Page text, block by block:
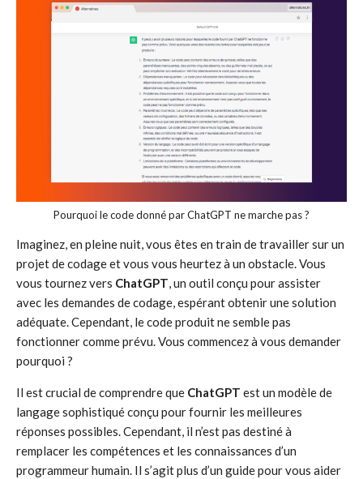
Pourquoi le code donné par ChatGPT ne marche pas ?
Imaginez, en pleine nuit, vous êtes en train de travailler sur un
projet de codage et vous vous heurtez à un obstacle. Vous
vous tournez vers ChatGPT, un outil conçu pour assister
avec les demandes de codage, espérant obtenir une solution
adéquate. Cependant, le code produit ne semble pas
fonctionner comme prévu. Vous commencez à vous demander
pourquoi ?
Il est crucial de comprendre que ChatGPT est un modèle de
langage sophistiqué conçu pour fournir les meilleures
réponses possibles. Cependant, il n’est pas destiné à
remplacer les compétences et les connaissances d’un
programmeur humain. Il s’agit plus d’un guide pour vous aider